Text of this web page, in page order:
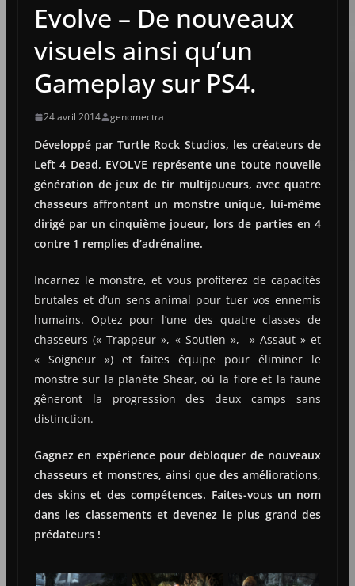
Evolve – De nouveaux
visuels ainsi qu’un
Gameplay sur PS4.
24 avril 2014 genomectra
Développé par Turtle Rock Studios, les créateurs de
Left 4 Dead, EVOLVE représente une toute nouvelle
génération de jeux de tir multijoueurs, avec quatre
chasseurs affrontant un monstre unique, lui-même
dirigé par un cinquième joueur, lors de parties en 4
contre 1 remplies d’adrénaline.
Incarnez le monstre, et vous profiterez de capacités
brutales et d’un sens animal pour tuer vos ennemis
humains. Optez pour l’une des quatre classes de
chasseurs (« Trappeur », « Soutien », » Assaut » et
« Soigneur ») et faites équipe pour éliminer le
monstre sur la planète Shear, où la flore et la faune
gêneront la progression des deux camps sans
distinction.
Gagnez en expérience pour débloquer de nouveaux
chasseurs et monstres, ainsi que des améliorations,
des skins et des compétences. Faites-vous un nom
dans les classements et devenez le plus grand des
prédateurs !